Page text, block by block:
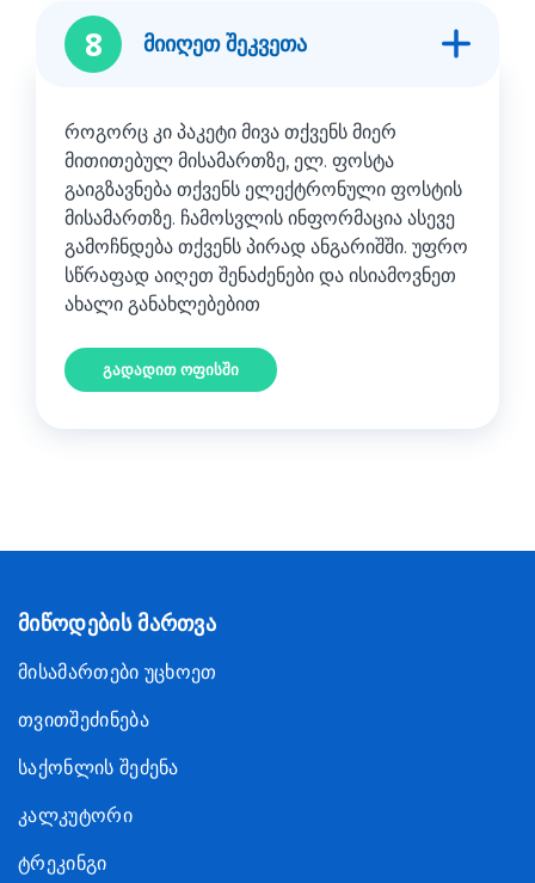
8 მიიღეთ შეკვეთა
როგორც კი პაკეტი მივა თქვენს მიერ
მითითებულ მისამართზე, ელ. ფოსტა
გაიგზავნება თქვენს ელექტრონული ფოსტის
მისამართზე. ჩამოსვლის ინფორმაცია ასევე
გამოჩნდება თქვენს პირად ანგარიშში. უფრო
სწრაფად აიღეთ შენაძენები და ისიამოვნეთ
ახალი განახლებებით
გადადით ოფისში
მიწოდების მართვა
მისამართები უცხოეთ
თვითშეძინება
საქონლის შეძენა
კალკუტორი
ტრეკინგი